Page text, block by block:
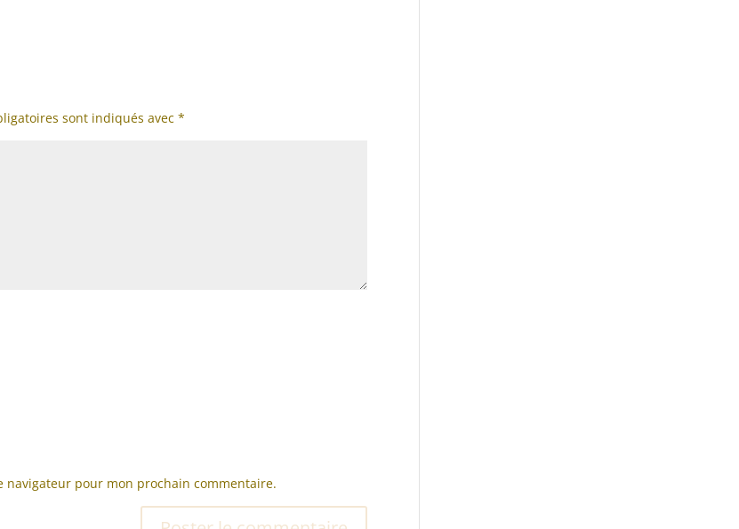
sont indiqués avec*
pour mon prochain commentaire.